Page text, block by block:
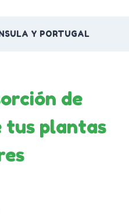
Y PORTUGAL
de
tus plantas